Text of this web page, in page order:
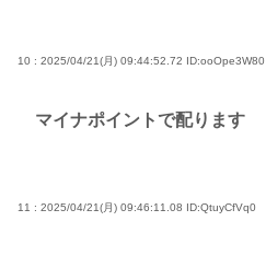
10 : 2025/04/21(月) 09:44:52.72 ID:ooOpe3W80
マイナポイントで配ります
11 : 2025/04/21(月) 09:46:11.08 ID:QtuyCfVq0